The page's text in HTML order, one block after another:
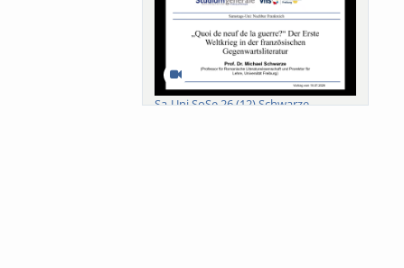
Sa-Uni SoSe 26 (12) Schwarze